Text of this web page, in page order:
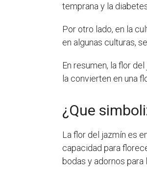
temprana y la
Por otro lado, en la
en algunas culturas,
En resumen, la flor
la convierten en una
¿Que
La flor del jazmín es
capacidad para
bodas y adornos para